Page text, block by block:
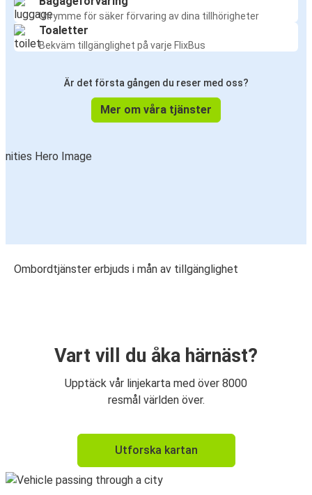
Utrymme för säker förvaring av dina tillhörigheter
Toaletter
Bekväm tillgänglighet på varje FlixBus
Är det första gången du reser med oss?
Mer om våra tjänster
Ombordtjänster erbjuds i mån av tillgänglighet
Vart vill du åka härnäst?
Upptäck vår linjekarta med över 8000
resmål världen över.
Utforska kartan